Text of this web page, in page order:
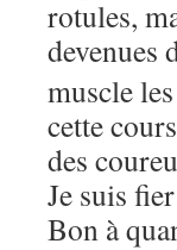
rotules,
devenues
muscle
cette
des
Je suis
Bon à